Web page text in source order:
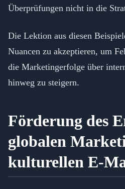
Überprüfungen nicht in die
Die Lektion aus diesen
Nuancen zu akzeptieren, um
die Marketingerfolge über
hinweg zu steigern.
Förderung des
globalen
kulturellen E-